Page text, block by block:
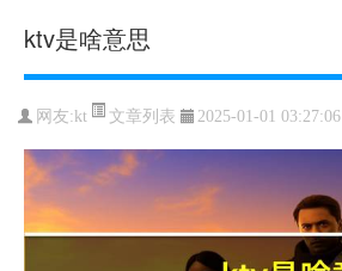
ktv是啥意思
网友: kt 文章列表 2025-01-01 03:27:06